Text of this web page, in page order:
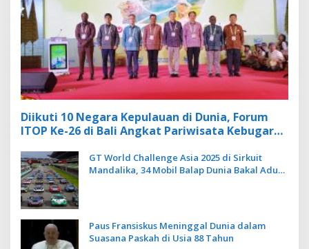
Diikuti 10 Negara Kepulauan di Dunia, Forum
ITOP Ke-26 di Bali Angkat Pariwisata Kebugaran
GT World Challenge Asia 2025 di Sirkuit
Mandalika, 34 Mobil Balap Dunia Bakal Adu
Paus Fransiskus Meninggal Dunia dalam
Suasana Paskah di Usia 88 Tahun